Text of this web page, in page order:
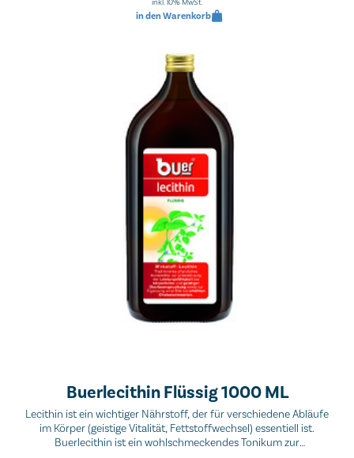
inkl. 10% MwSt.
in den Warenkorb
Buerlecithin Flüssig 1000 ML
Lecithin ist ein wichtiger Nährstoff, der für verschiedene Abläufe
im Körper (geistige Vitalität, Fettstoffwechsel) essentiell ist.
Buerlecithin ist ein wohlschmeckendes Tonikum zur